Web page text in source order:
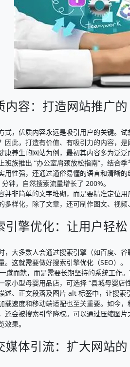
内容：打造网站推广的
式，优质内容永远是吸引用户的关键。
因此，打造有价值、有吸引力的内容，是
康养生的网站为例，最初其内容多为泛
班族推出 “办公室肩颈放松指南”，结合
用性强，还通过通俗易懂的语言和清晰
钟，自然搜索流量增长了 200%。​
并非简单的文字堆砌，而是要精准定位
多样化，除了文章，还可制作图文、视
引擎优化：让用户轻松
，大多数人会通过搜索引擎（如百度、
。这就需要做好搜索引擎优化（SEO）。​
蹴而就，而是需要长期坚持的系统工作
家小型母婴用品店，可选择 “县城母婴
述、正文段落及图片 alt 标签中，让搜索
载速度和移动端适配也至关重要。如今
还会被搜索引擎降权。可以通过压缩图
效果。​
媒体引流：扩大网站的